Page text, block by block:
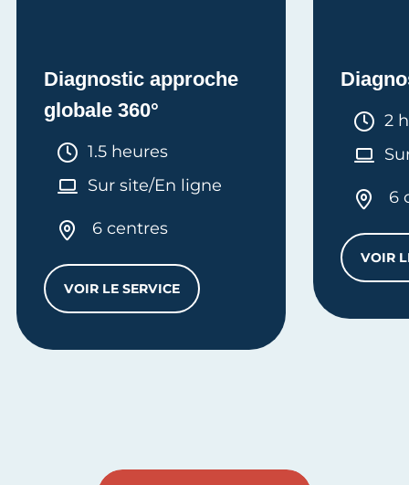
Diagnostic approche
globale 360°
Durée :
1.5 heures
Sur site/En ligne
6 centres
VOIR LE SERVICEDIAGNOSTIC APPROCHE GLOBALE 360°
2
6
VOIR